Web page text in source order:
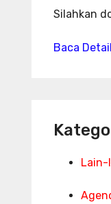
Silahkan
Baca Detail
Lain-